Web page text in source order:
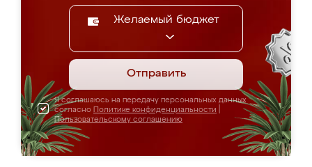
Желаемый бюджет
Отправить
Я соглашаюсь на передачу персональных данных
согласно Политике конфиденциальности
Пользовательскому соглашению